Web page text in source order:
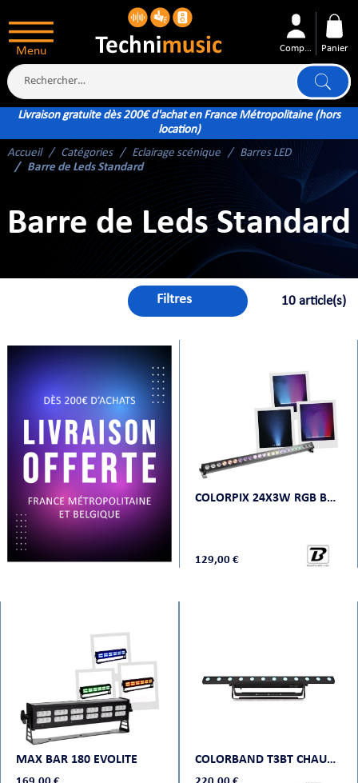
Menu Compte Panier
Livraison gratuite dès 200€ d'achat en France Métropolitaine (hors
location)
Accueil
Catégories Eclairage scénique
Barres LED
Barre de Leds Standard
Barre de Leds Standard
Filtres 10 article(s)
COLORPIX 24X3W RGB BOOMTONE DJ
129,00 €
MAX BAR 180 EVOLITE COLORBAND T3BT CHAUVET